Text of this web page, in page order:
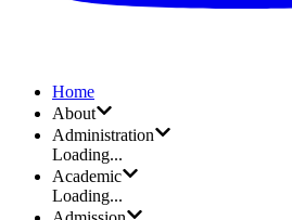
Home
About
Administration
Loading...
Academic
Loading...